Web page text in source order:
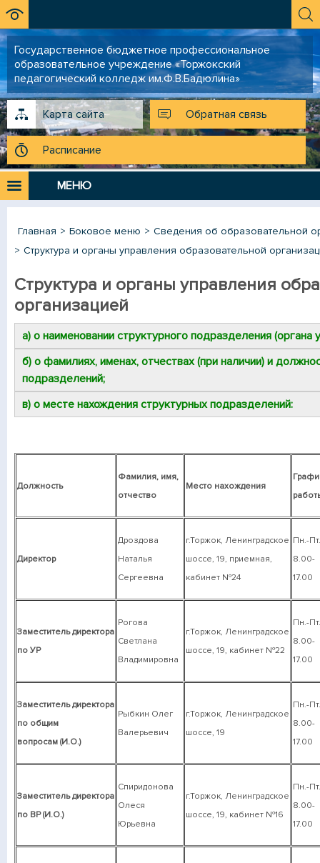
Государственное бюджетное профессиональное
образовательное учреждение «Торжокский
педагогический колледж им.Ф.В.Бадюлина»
Карта сайта Обратная связь
Расписание
МЕНЮ
Главная Боковое меню
Сведения об образовательной
Структура и органы управления образовательной
Структура и органы управления
организацией
а) о наименовании структурного подразделения (органа
б) о фамилиях, именах, отчествах (при наличии) и
подразделений;
в) о месте нахождения структурных подразделений:
Должность
Фамилия, имя,
отчество
Место нахождения
Директор
Дроздова
Наталья
Сергеевна
г.Торжок, Ленинградское
шоссе, 19, приемная,
кабинет №24
Пн.-Пт.
8.00-
17.00
Заместитель директора
по УР
Рогова
Светлана
Владимировна
г.Торжок, Ленинградское
шоссе, 19, кабинет №22
Пн.-Пт.
8.00-
17.00
Заместитель директора
по общим
вопросам (И.О.)
Рыбкин Олег
Валерьевич
г.Торжок, Ленинградское
шоссе, 19
Пн.-Пт.
8.00-
17.00
Заместитель директора
по ВР (И.О.)
Спиридонова
Олеся
Юрьевна
г.Торжок, Ленинградское
шоссе, 19, кабинет №16
Пн.-Пт.
8.00-
17.00